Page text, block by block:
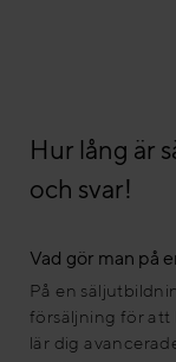
Hur lång är
och svar!
Vad gör man på
På en
försäljning för att
lär dig